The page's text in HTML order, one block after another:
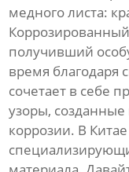
Контакты
медного листа:
получивший
время благодаря
сочетает в себе
узоры,
коррозии. В